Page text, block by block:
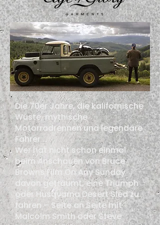
Die 70er Jahre, die kalifornische
Wüste, mythische
Motorradrennen und legendäre
Fahrer …
Wer hat nicht schon einmal
beim Anschauen von Bruce
Browns Film On Any Sunday
davon geträumt, eine Triumph
oder Husqvarna Desert Sled zu
fahren – Seite an Seite mit
Malcolm Smith oder Steve